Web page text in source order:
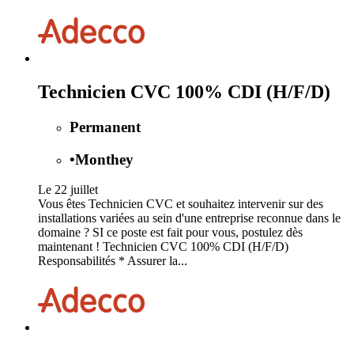
Technicien CVC 100% CDI (H/F/D)
Permanent
•Monthey
Le 22 juillet
Vous êtes Technicien CVC et souhaitez intervenir sur des
installations variées au sein d'une entreprise reconnue dans le
domaine ? SI ce poste est fait pour vous, postulez dès
maintenant ! Technicien CVC 100% CDI (H/F/D)
Responsabilités * Assurer la...